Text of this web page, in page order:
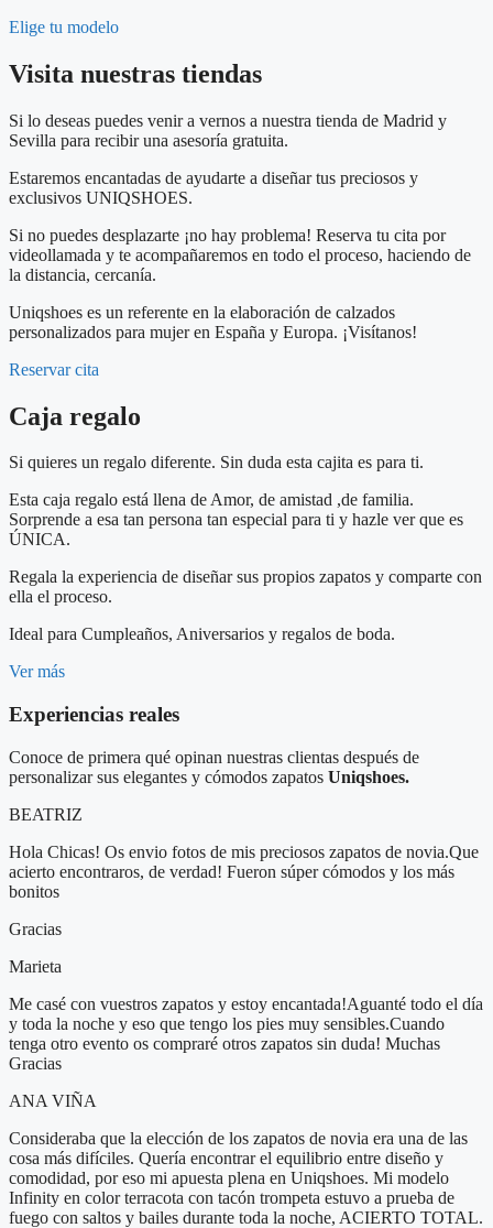
Elige tu modelo
Visita nuestras tiendas
Si lo deseas puedes venir a vernos a nuestra tienda de Madrid y
Sevilla para recibir una asesoría gratuita.
Estaremos encantadas de ayudarte a diseñar tus preciosos y
exclusivos UNIQSHOES.
Si no puedes desplazarte ¡no hay problema! Reserva tu cita por
videollamada y te acompañaremos en todo el proceso, haciendo de
la distancia, cercanía.
Uniqshoes es un referente en la elaboración de calzados
personalizados para mujer en España y Europa. ¡Visítanos!
Reservar cita
Caja regalo
Si quieres un regalo diferente. Sin duda esta cajita es para ti.
Esta caja regalo está llena de Amor, de amistad ,de familia.
Sorprende a esa tan persona tan especial para ti y hazle ver que es
ÚNICA.
Regala la experiencia de diseñar sus propios zapatos y comparte con
ella el proceso.
Ideal para Cumpleaños, Aniversarios y regalos de boda.
Ver más
Experiencias reales
Conoce de primera qué opinan nuestras clientas después de
personalizar sus elegantes y cómodos zapatos Uniqshoes.
BEATRIZ
Hola Chicas! Os envio fotos de mis preciosos zapatos de novia.Que
acierto encontraros, de verdad! Fueron súper cómodos y los más
bonitos
Gracias
Marieta
Me casé con vuestros zapatos y estoy encantada!Aguanté todo el día
y toda la noche y eso que tengo los pies muy sensibles.Cuando
tenga otro evento os compraré otros zapatos sin duda! Muchas
Gracias
ANA VIÑA
Consideraba que la elección de los zapatos de novia era una de las
cosa más difíciles. Quería encontrar el equilibrio entre diseño y
comodidad, por eso mi apuesta plena en Uniqshoes. Mi modelo
Infinity en color terracota con tacón trompeta estuvo a prueba de
fuego con saltos y bailes durante toda la noche, ACIERTO TOTAL.